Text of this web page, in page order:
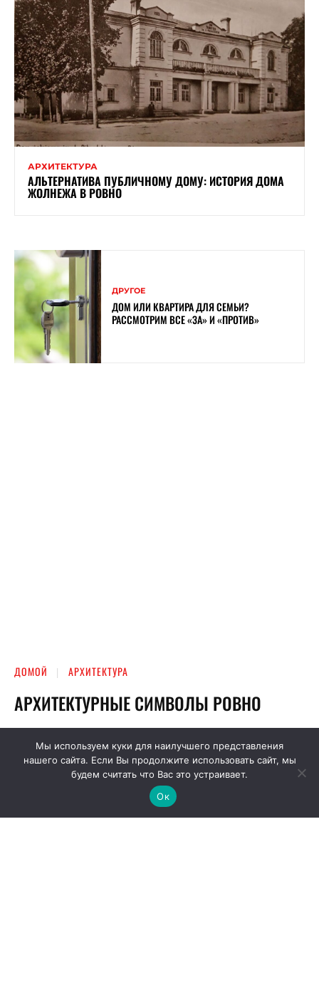
АРХИТЕКТУРА
АЛЬТЕРНАТИВА ПУБЛИЧНОМУ ДОМУ: ИСТОРИЯ ДОМА
ЖОЛНЕЖА В РОВНО
ДРУГОЕ
ДОМ ИЛИ КВАРТИРА ДЛЯ СЕМЬИ?
РАССМОТРИМ ВСЕ «ЗА» И «ПРОТИВ»
Мы используем куки для наилучшего представления
нашего сайта. Если Вы продолжите использовать сайт, мы
будем считать что Вас это устраивает.
Ок